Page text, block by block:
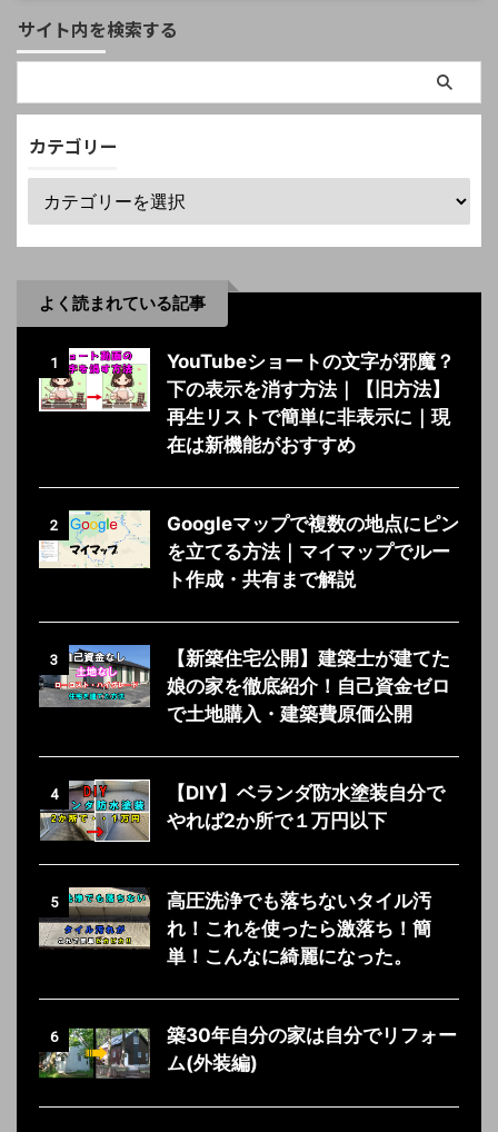
サイト内を検索する
カテゴリー
よく読まれている記事
1
YouTubeショートの文字が邪魔？
下の表示を消す方法｜【旧方法】
再生リストで簡単に非表示に｜現
在は新機能がおすすめ
2
Googleマップで複数の地点にピン
を立てる方法｜マイマップでルー
ト作成・共有まで解説
3
【新築住宅公開】建築士が建てた
娘の家を徹底紹介！自己資金ゼロ
で土地購入・建築費原価公開
4
【DIY】ベランダ防水塗装自分で
やれば2か所で１万円以下
5
高圧洗浄でも落ちないタイル汚
れ！これを使ったら激落ち！簡
単！こんなに綺麗になった。
6
築30年自分の家は自分でリフォー
ム(外装編)